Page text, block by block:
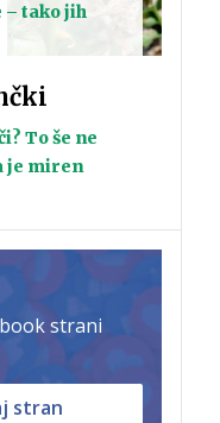
tako jih
To še ne
je miren
strani
stran